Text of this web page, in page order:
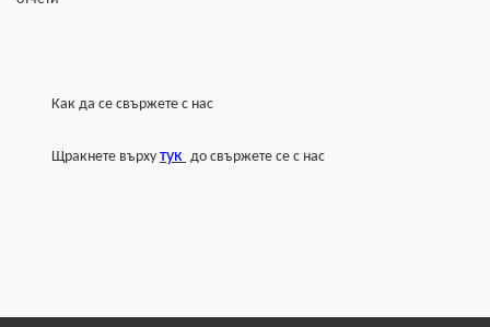
Как да се свържете с нас
Щракнете върху тук до свържете се с нас